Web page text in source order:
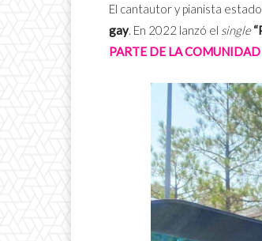
El cantautor y pianista
gay. En 2022 lanzó el single
PARTE DE LA